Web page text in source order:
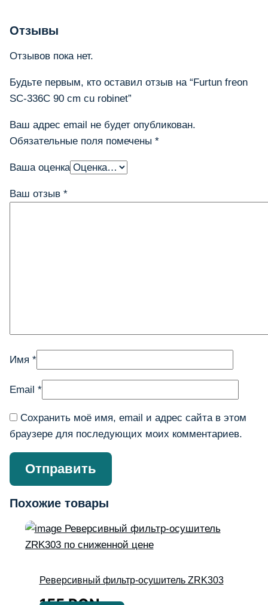
Отзывы
Отзывов пока нет.
Будьте первым, кто оставил отзыв на “Furtun freon
SC-336C 90 cm cu robinet”
Ваш адрес email не будет опубликован.
Обязательные поля помечены *
Ваша оценка
Ваш отзыв *
Имя *
Email *
Сохранить моё имя, email и адрес сайта в этом
браузере для последующих моих комментариев.
Похожие товары
Реверсивный фильтр-осушитель ZRK303